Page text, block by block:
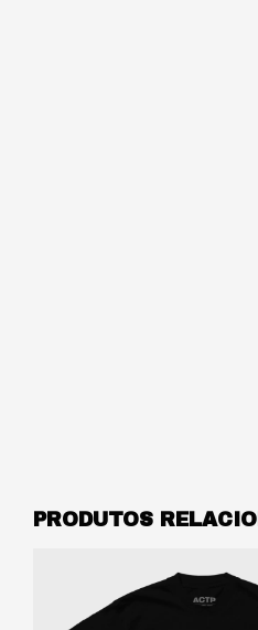
PRODUTOS